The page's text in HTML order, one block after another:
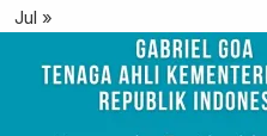
Jul »